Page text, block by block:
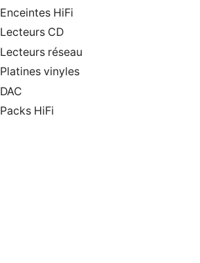
Enceintes HiFi
Lecteurs CD
Lecteurs réseau
Platines vinyles
DAC
Packs HiFi